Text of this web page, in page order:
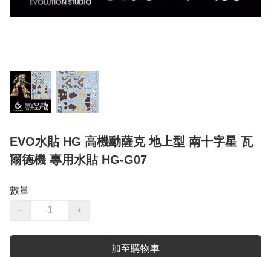
EVO水貼 HG 高機動薩克 地上型 南十字星 瓦
爾德機 專用水貼 HG-G07
數量
−
+
加至購物車